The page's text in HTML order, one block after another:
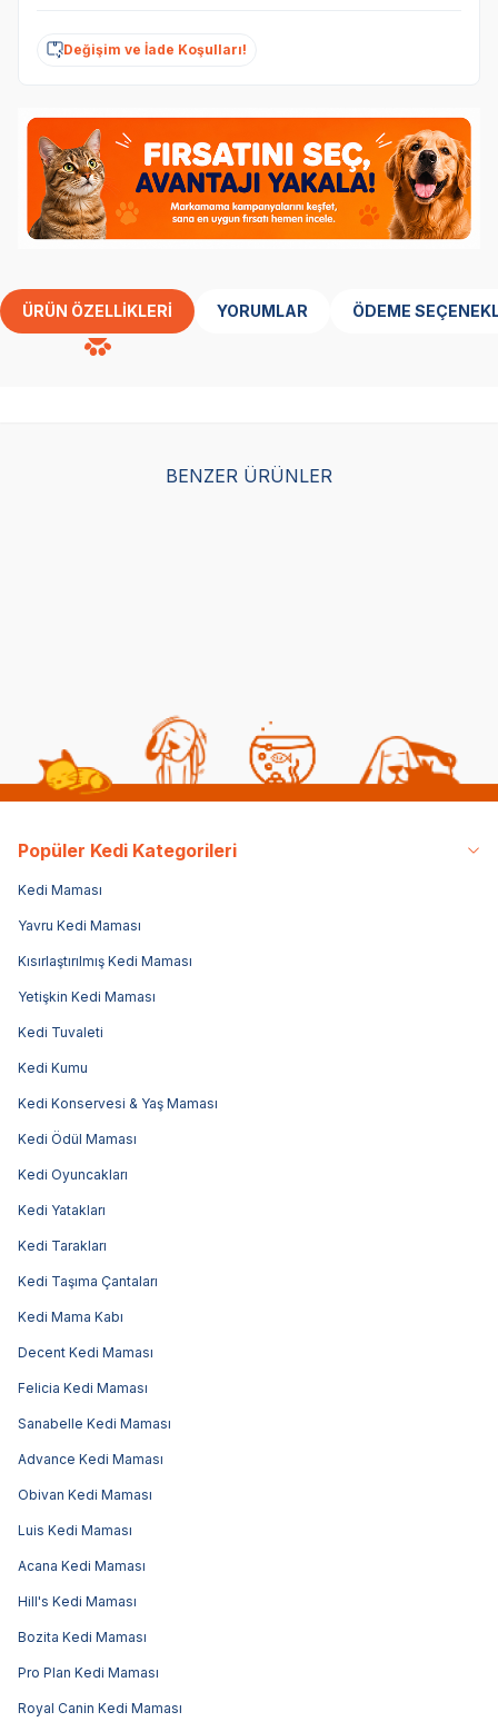
Değişim ve İade Koşulları!
ÜRÜN ÖZELLIKLERI YORUMLAR ÖDEME
BENZER ÜRÜNLER
Popüler Kedi Kategorileri
Kedi Maması
Yavru Kedi Maması
Kısırlaştırılmış Kedi Maması
Yetişkin Kedi Maması
Kedi Tuvaleti
Kedi Kumu
Kedi Konservesi & Yaş Maması
Kedi Ödül Maması
Kedi Oyuncakları
Kedi Yatakları
Kedi Tarakları
Kedi Taşıma Çantaları
Kedi Mama Kabı
Decent Kedi Maması
Felicia Kedi Maması
Sanabelle Kedi Maması
Advance Kedi Maması
Obivan Kedi Maması
Luis Kedi Maması
Acana Kedi Maması
Hill's Kedi Maması
Bozita Kedi Maması
Pro Plan Kedi Maması
Royal Canin Kedi Maması